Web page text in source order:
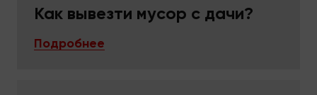
Как вывезти мусор с дачи?
Подробнее